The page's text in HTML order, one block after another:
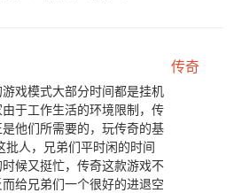
传奇
戏模式大部分时间都是挂机
于工作生活的环境限制，传
他们所需要的，玩传奇的基
批人，兄弟们平时闲的时间
候又挺忙，传奇这款游戏不
给兄弟们一个很好的进退空